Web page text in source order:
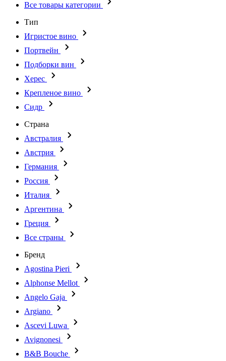
Все товары категории
Тип
Игристое вино
Портвейн
Подборки вин
Херес
Крепленое вино
Сидр
Страна
Австралия
Австрия
Германия
Россия
Италия
Аргентина
Греция
Все страны
Бренд
Agostina Pieri
Alphonse Mellot
Angelo Gaja
Argiano
Ascevi Luwa
Avignonesi
B&B Bouche